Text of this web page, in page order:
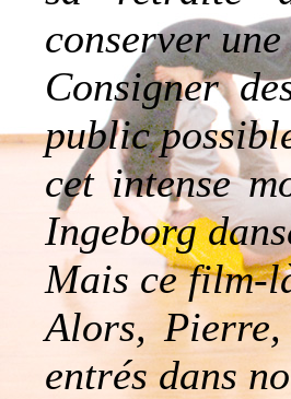
conserver
Consigner
public
cet intense
Ingeborg
Mais ce film-
Alors,
entrés dans